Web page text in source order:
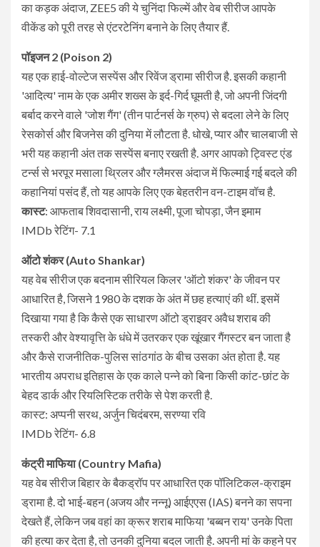
का कड़क अंदाज, ZEE5 की ये चुनिंदा फिल्में और वेब सीरीज आपके
वीकेंड को पूरी तरह से एंटरटेनिंग बनाने के लिए तैयार हैं.
पॉइजन 2 (Poison 2)
यह एक हाई-वोल्टेज सस्पेंस और रिवेंज ड्रामा सीरीज है. इसकी कहानी
'आदित्य' नाम के एक अमीर शख्स के इर्द-गिर्द घूमती है, जो अपनी जिंदगी
बर्बाद करने वाले 'जोश गैंग' (तीन पार्टनर्स के ग्रुप) से बदला लेने के लिए
रेसकोर्स और बिजनेस की दुनिया में लौटता है. धोखे, प्यार और चालबाजी से
भरी यह कहानी अंत तक सस्पेंस बनाए रखती है. अगर आपको ट्विस्ट एंड
टर्न्स से भरपूर मसाला थ्रिलर और ग्लैमरस अंदाज में फिल्माई गई बदले की
कहानियां पसंद हैं, तो यह आपके लिए एक बेहतरीन वन-टाइम वॉच है.
कास्ट: आफताब शिवदासानी, राय लक्ष्मी, पूजा चोपड़ा, जैन इमाम
IMDb रेटिंग- 7.1
ऑटो शंकर (Auto Shankar)
यह वेब सीरीज एक बदनाम सीरियल किलर 'ऑटो शंकर' के जीवन पर
आधारित है, जिसने 1980 के दशक के अंत में छह हत्याएं की थीं. इसमें
दिखाया गया है कि कैसे एक साधारण ऑटो ड्राइवर अवैध शराब की
तस्करी और वेश्यावृत्ति के धंधे में उतरकर एक खूंखार गैंगस्टर बन जाता है
और कैसे राजनीतिक-पुलिस सांठगांठ के बीच उसका अंत होता है. यह
भारतीय अपराध इतिहास के एक काले पन्ने को बिना किसी कांट-छांट के
बेहद डार्क और रियलिस्टिक तरीके से पेश करती है.
कास्ट: अप्पनी सरथ, अर्जुन चिदंबरम, सरण्या रवि
IMDb रेटिंग- 6.8
कंट्री माफिया (Country Mafia)
यह वेब सीरीज बिहार के बैकड्रॉप पर आधारित एक पॉलिटिकल-क्राइम
ड्रामा है. दो भाई-बहन (अजय और नन्नू) आईएएस (IAS) बनने का सपना
देखते हैं, लेकिन जब वहां का क्रूर शराब माफिया 'बब्बन राय' उनके पिता
की हत्या कर देता है, तो उनकी दुनिया बदल जाती है. अपनी मां के कहने पर